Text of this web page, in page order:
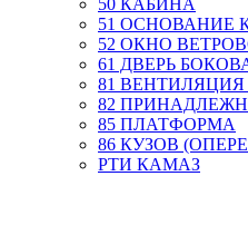
51 ОСНОВАНИЕ
52 ОКНО
61 ДВЕРЬ
81
82
85 ПЛАТФОРМА
86 КУЗОВ
РТИ КАМАЗ